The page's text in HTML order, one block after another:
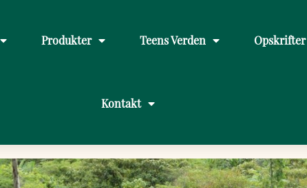
Produkter Teens Verden Opskrifter
Kontakt